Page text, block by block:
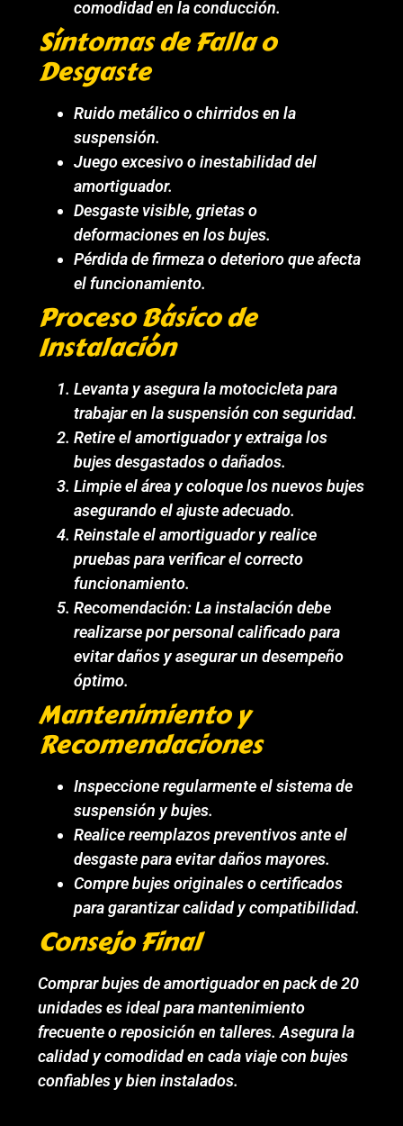
comodidad en la conducción.
Síntomas de Falla o
Desgaste
Ruido metálico o chirridos en la
suspensión.
Juego excesivo o inestabilidad del
amortiguador.
Desgaste visible, grietas o
deformaciones en los bujes.
Pérdida de firmeza o deterioro que afecta
el funcionamiento.
Proceso Básico de
Instalación
Levanta y asegura la motocicleta para
trabajar en la suspensión con seguridad.
Retire el amortiguador y extraiga los
bujes desgastados o dañados.
Limpie el área y coloque los nuevos bujes
asegurando el ajuste adecuado.
Reinstale el amortiguador y realice
pruebas para verificar el correcto
funcionamiento.
Recomendación: La instalación debe
realizarse por personal calificado para
evitar daños y asegurar un desempeño
óptimo.
Mantenimiento y
Recomendaciones
Inspeccione regularmente el sistema de
suspensión y bujes.
Realice reemplazos preventivos ante el
desgaste para evitar daños mayores.
Compre bujes originales o certificados
para garantizar calidad y compatibilidad.
Consejo Final
Comprar bujes de amortiguador en pack de 20
unidades es ideal para mantenimiento
frecuente o reposición en talleres. Asegura la
calidad y comodidad en cada viaje con bujes
confiables y bien instalados.